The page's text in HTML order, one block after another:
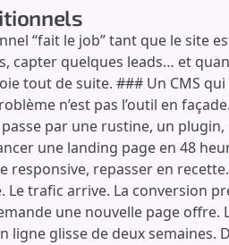
“fait le job” tant que le site
capter quelques leads… et
tout de suite. ### Un CMS
n’est pas l’outil en façade.
par une rustine, un
une landing page en 48
repasser en
trafic arrive. La conversion
une nouvelle page offre.
ligne glisse de deux semaines.